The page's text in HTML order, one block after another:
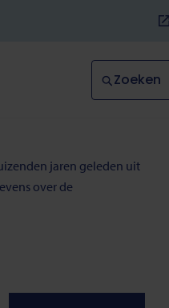
Zoeken
jaren geleden uit
over de